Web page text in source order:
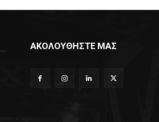
ΑΚΟΛΟΥΘΗΣΤΕ ΜΑΣ